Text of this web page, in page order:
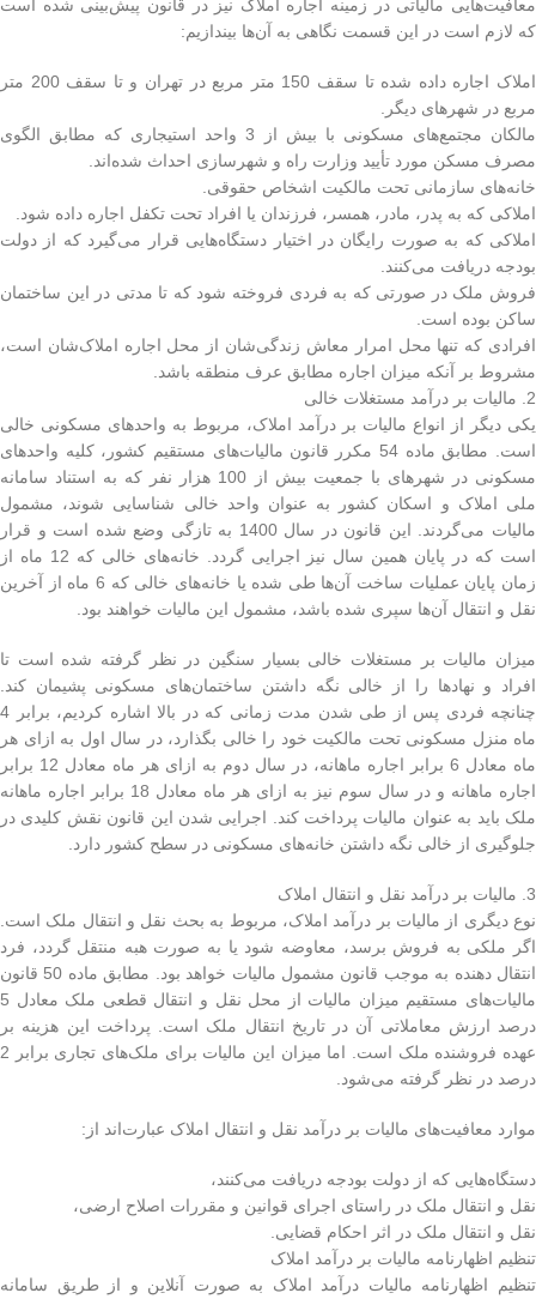
معافیت‌هایی مالیاتی در زمینه اجاره املاک نیز در قانون پیش‌بینی شده است
که لازم است در این قسمت نگاهی به آن‌ها بیندازیم:
املاک اجاره داده شده تا سقف 150 متر مربع در تهران و تا سقف 200 متر
مربع در شهرهای دیگر.
مالکان مجتمع‌های مسکونی با بیش از 3 واحد استیجاری که مطابق الگوی
مصرف مسکن مورد تأیید وزارت راه و شهرسازی احداث شده‌اند.
خانه‌های سازمانی تحت مالکیت اشخاص حقوقی.
املاکی که به پدر، مادر، همسر، فرزندان یا افراد تحت تکفل اجاره داده شود.
املاکی که به صورت رایگان در اختیار دستگاه‌هایی قرار می‌گیرد که از دولت
بودجه دریافت می‌کنند.
فروش ملک در صورتی که به فردی فروخته شود که تا مدتی در این ساختمان
ساکن بوده است.
افرادی که تنها محل امرار معاش زندگی‌شان از محل اجاره املاک‌شان است،
مشروط بر آنکه میزان اجاره مطابق عرف منطقه باشد.
2. مالیات بر درآمد مستغلات خالی
یکی دیگر از انواع مالیات بر درآمد املاک، مربوط به واحدهای مسکونی خالی
است. مطابق ماده 54 مکرر قانون مالیات‌های مستقیم کشور، کلیه واحدهای
مسکونی در شهرهای با جمعیت بیش از 100 هزار نفر که به استناد سامانه
ملی املاک و اسکان کشور به عنوان واحد خالی شناسایی شوند، مشمول
مالیات می‌گردند. این قانون در سال 1400 به تازگی وضع شده است و قرار
است که در پایان همین سال نیز اجرایی گردد. خانه‌های خالی که 12 ماه از
زمان پایان عملیات ساخت آن‌ها طی شده یا خانه‌های خالی که 6 ماه از آخرین
نقل و انتقال آن‌ها سپری شده باشد، مشمول این مالیات خواهند بود.
میزان مالیات بر مستغلات خالی بسیار سنگین در نظر گرفته شده است تا
افراد و نهادها را از خالی نگه داشتن ساختمان‌های مسکونی پشیمان کند.
چنانچه فردی پس از طی شدن مدت زمانی که در بالا اشاره کردیم، برابر 4
ماه منزل مسکونی تحت مالکیت خود را خالی بگذارد، در سال اول به ازای هر
ماه معادل 6 برابر اجاره ماهانه، در سال دوم به ازای هر ماه معادل 12 برابر
اجاره ماهانه و در سال سوم نیز به ازای هر ماه معادل 18 برابر اجاره ماهانه
ملک باید به عنوان مالیات پرداخت کند. اجرایی شدن این قانون نقش کلیدی در
جلوگیری از خالی نگه داشتن خانه‌های مسکونی در سطح کشور دارد.
3. مالیات بر درآمد نقل و انتقال املاک
نوع دیگری از مالیات بر درآمد املاک، مربوط به بحث نقل و انتقال ملک است.
اگر ملکی به فروش برسد، معاوضه شود یا به صورت هبه منتقل گردد، فرد
انتقال دهنده به موجب قانون مشمول مالیات خواهد بود. مطابق ماده 50 قانون
مالیات‌های مستقیم میزان مالیات از محل نقل و انتقال قطعی ملک معادل 5
درصد ارزش معاملاتی آن در تاریخ انتقال ملک است. پرداخت این هزینه بر
عهده فروشنده ملک است. اما میزان این مالیات برای ملک‌های تجاری برابر 2
درصد در نظر گرفته می‌شود.
موارد معافیت‌های مالیات بر درآمد نقل و انتقال املاک عبارت‌اند از:
دستگاه‌هایی که از دولت بودجه دریافت می‌کنند،
نقل و انتقال ملک در راستای اجرای قوانین و مقررات اصلاح ارضی،
نقل و انتقال ملک در اثر احکام قضایی.
تنظیم اظهارنامه مالیات بر درآمد املاک
تنظیم اظهارنامه مالیات درآمد املاک به صورت آنلاین و از طریق سامانه